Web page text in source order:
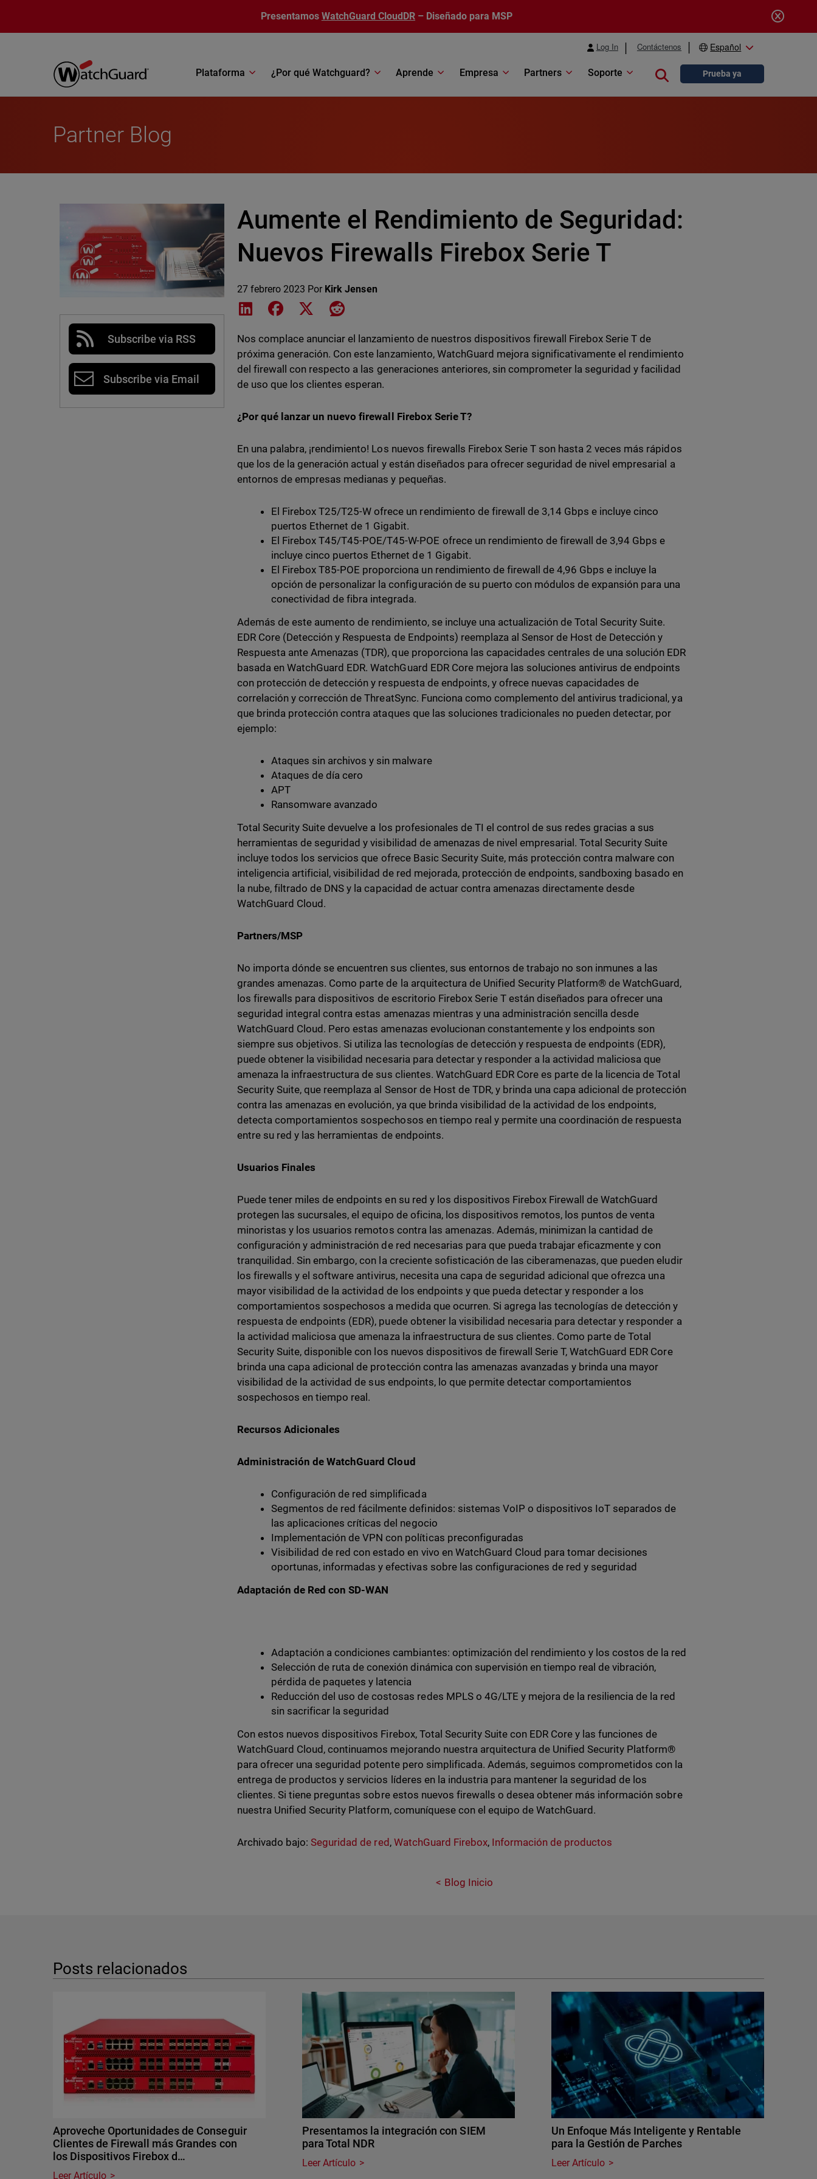
Presentamos WatchGuard CloudDR – Diseñado para MSP
Log In Contáctenos Español
Plataforma ¿Por qué Watchguard? Aprende Empresa Partners Soporte Close searchPrueba ya
Partner Blog
Subscribe via RSS
Subscribe via Email
Aumente el Rendimiento de Seguridad:
Nuevos Firewalls Firebox Serie T
27 febrero 2023 Por Kirk Jensen
Share on LinkedIn
Share on Facebook
Share on XShare on Reddit
Nos complace anunciar el lanzamiento de nuestros dispositivos firewall Firebox Serie T de
próxima generación. Con este lanzamiento, WatchGuard mejora significativamente el rendimiento
del firewall con respecto a las generaciones anteriores, sin comprometer la seguridad y facilidad
de uso que los clientes esperan.
¿Por qué lanzar un nuevo firewall Firebox Serie T?
En una palabra, ¡rendimiento! Los nuevos firewalls Firebox Serie T son hasta 2 veces más rápidos
que los de la generación actual y están diseñados para ofrecer seguridad de nivel empresarial a
entornos de empresas medianas y pequeñas.
El Firebox T25/T25-W ofrece un rendimiento de firewall de 3,14 Gbps e incluye cinco
puertos Ethernet de 1 Gigabit.
El Firebox T45/T45-POE/T45-W-POE ofrece un rendimiento de firewall de 3,94 Gbps e
incluye cinco puertos Ethernet de 1 Gigabit.
El Firebox T85-POE proporciona un rendimiento de firewall de 4,96 Gbps e incluye la
opción de personalizar la configuración de su puerto con módulos de expansión para una
conectividad de fibra integrada.
Además de este aumento de rendimiento, se incluye una actualización de Total Security Suite.
EDR Core (Detección y Respuesta de Endpoints) reemplaza al Sensor de Host de Detección y
Respuesta ante Amenazas (TDR), que proporciona las capacidades centrales de una solución EDR
basada en WatchGuard EDR. WatchGuard EDR Core mejora las soluciones antivirus de endpoints
con protección de detección y respuesta de endpoints, y ofrece nuevas capacidades de
correlación y corrección de ThreatSync. Funciona como complemento del antivirus tradicional, ya
que brinda protección contra ataques que las soluciones tradicionales no pueden detectar, por
ejemplo:
Ataques sin archivos y sin malware
Ataques de día cero
APT
Ransomware avanzado
Total Security Suite devuelve a los profesionales de TI el control de sus redes gracias a sus
herramientas de seguridad y visibilidad de amenazas de nivel empresarial. Total Security Suite
incluye todos los servicios que ofrece Basic Security Suite, más protección contra malware con
inteligencia artificial, visibilidad de red mejorada, protección de endpoints, sandboxing basado en
la nube, filtrado de DNS y la capacidad de actuar contra amenazas directamente desde
WatchGuard Cloud.
Partners/MSP
No importa dónde se encuentren sus clientes, sus entornos de trabajo no son inmunes a las
grandes amenazas. Como parte de la arquitectura de Unified Security Platform® de WatchGuard,
los firewalls para dispositivos de escritorio Firebox Serie T están diseñados para ofrecer una
seguridad integral contra estas amenazas mientras y una administración sencilla desde
WatchGuard Cloud. Pero estas amenazas evolucionan constantemente y los endpoints son
siempre sus objetivos. Si utiliza las tecnologías de detección y respuesta de endpoints (EDR),
puede obtener la visibilidad necesaria para detectar y responder a la actividad maliciosa que
amenaza la infraestructura de sus clientes. WatchGuard EDR Core es parte de la licencia de Total
Security Suite, que reemplaza al Sensor de Host de TDR, y brinda una capa adicional de protección
contra las amenazas en evolución, ya que brinda visibilidad de la actividad de los endpoints,
detecta comportamientos sospechosos en tiempo real y permite una coordinación de respuesta
entre su red y las herramientas de endpoints.
Usuarios Finales
Puede tener miles de endpoints en su red y los dispositivos Firebox Firewall de WatchGuard
protegen las sucursales, el equipo de oficina, los dispositivos remotos, los puntos de venta
minoristas y los usuarios remotos contra las amenazas. Además, minimizan la cantidad de
configuración y administración de red necesarias para que pueda trabajar eficazmente y con
tranquilidad. Sin embargo, con la creciente sofisticación de las ciberamenazas, que pueden eludir
los firewalls y el software antivirus, necesita una capa de seguridad adicional que ofrezca una
mayor visibilidad de la actividad de los endpoints y que pueda detectar y responder a los
comportamientos sospechosos a medida que ocurren. Si agrega las tecnologías de detección y
respuesta de endpoints (EDR), puede obtener la visibilidad necesaria para detectar y responder a
la actividad maliciosa que amenaza la infraestructura de sus clientes. Como parte de Total
Security Suite, disponible con los nuevos dispositivos de firewall Serie T, WatchGuard EDR Core
brinda una capa adicional de protección contra las amenazas avanzadas y brinda una mayor
visibilidad de la actividad de sus endpoints, lo que permite detectar comportamientos
sospechosos en tiempo real.
Recursos Adicionales
Administración de WatchGuard Cloud
Configuración de red simplificada
Segmentos de red fácilmente definidos: sistemas VoIP o dispositivos IoT separados de
las aplicaciones críticas del negocio
Implementación de VPN con políticas preconfiguradas
Visibilidad de red con estado en vivo en WatchGuard Cloud para tomar decisiones
oportunas, informadas y efectivas sobre las configuraciones de red y seguridad
Adaptación de Red con SD-WAN
Adaptación a condiciones cambiantes: optimización del rendimiento y los costos de la red
Selección de ruta de conexión dinámica con supervisión en tiempo real de vibración,
pérdida de paquetes y latencia
Reducción del uso de costosas redes MPLS o 4G/LTE y mejora de la resiliencia de la red
sin sacrificar la seguridad
Con estos nuevos dispositivos Firebox, Total Security Suite con EDR Core y las funciones de
WatchGuard Cloud, continuamos mejorando nuestra arquitectura de Unified Security Platform®
para ofrecer una seguridad potente pero simplificada. Además, seguimos comprometidos con la
entrega de productos y servicios líderes en la industria para mantener la seguridad de los
clientes. Si tiene preguntas sobre estos nuevos firewalls o desea obtener más información sobre
nuestra Unified Security Platform, comuníquese con el equipo de WatchGuard.
Archivado bajo: Seguridad de red , WatchGuard Firebox, Información de productos
Blog Inicio
Posts relacionados
Aproveche Oportunidades de Conseguir
Clientes de Firewall más Grandes con
los Dispositivos Firebox d…
Leer Artículo
Presentamos la integración con SIEM
para Total NDR
Leer Artículo
Un Enfoque Más Inteligente y Rentable
para la Gestión de Parches
Leer Artículo